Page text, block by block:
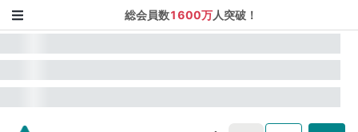
総会員数1600万人突破！